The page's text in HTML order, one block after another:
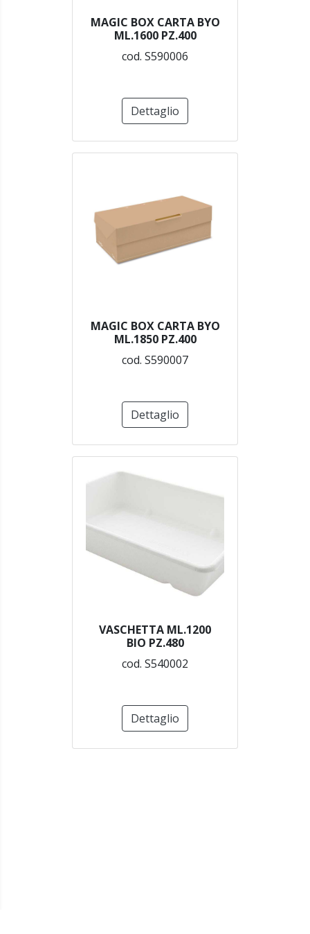
MAGIC BOX CARTA BYO
ML.1600 PZ.400
cod. S590006
Dettaglio
MAGIC BOX CARTA BYO
ML.1850 PZ.400
cod. S590007
Dettaglio
VASCHETTA ML.1200
BIO PZ.480
cod. S540002
Dettaglio